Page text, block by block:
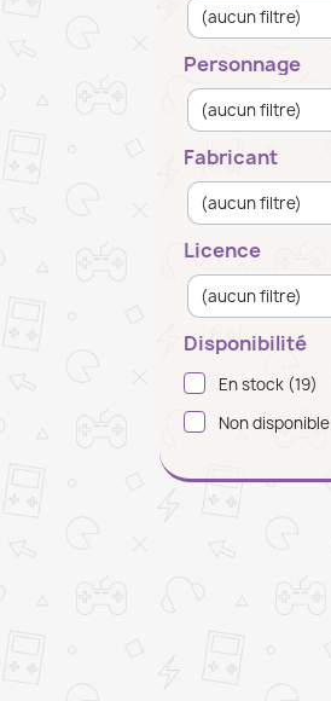
(aucun filtre)
Personnage
(aucun filtre)
Fabricant
(aucun filtre)
Licence
(aucun filtre)
Disponibilité
En stock (19)
Non disponible